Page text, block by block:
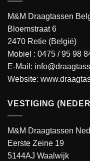
M&M Draagtassen
Bloemstraat 6
2470 Retie (België)
Mobiel : 0475 / 95 98
E-Mail:
Website:
VESTIGING
M&M Draagtassen
Eerste Zeine 19
5144AJ Waalwijk